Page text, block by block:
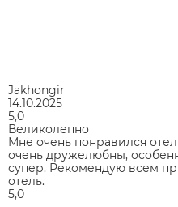
Jakhongir
14.10.2025
5,0
Великолепно
Мне очень понравился
очень дружелюбны,
супер. Рекомендую всем
отель.
5,0